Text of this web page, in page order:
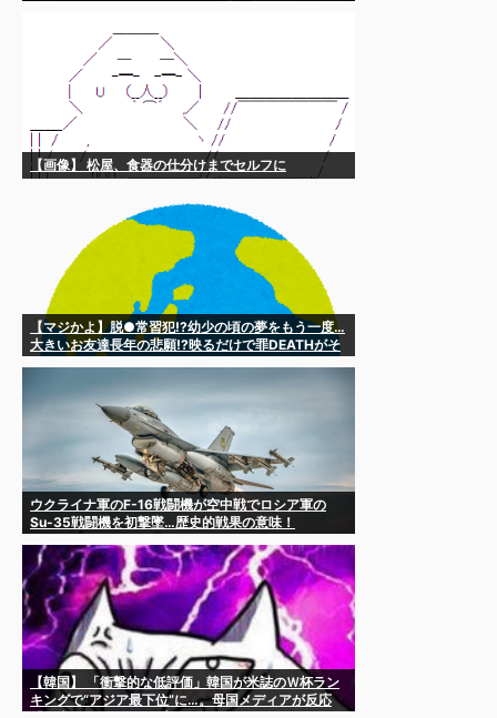
【画像】 松屋、食器の仕分けまでセルフに
【マジかよ】脱●常習犯!?幼少の頃の夢をもう一度…
大きいお友達長年の悲願!?映るだけで罪DEATHがそ
ウクライナ軍のF-16戦闘機が空中戦でロシア軍の
Su-35戦闘機を初撃墜…歴史的戦果の意味！
【韓国】 「衝撃的な低評価」韓国が米誌のＷ杯ラン
キングで“アジア最下位”に…。母国メディアが反応